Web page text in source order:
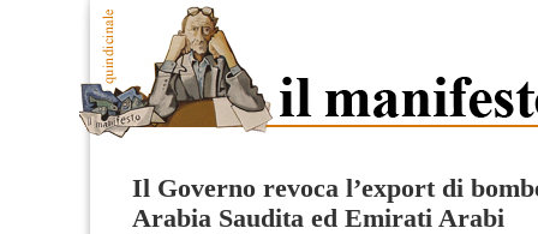
Il Governo revoca l’export di
Arabia Saudita ed Emirati Arabi